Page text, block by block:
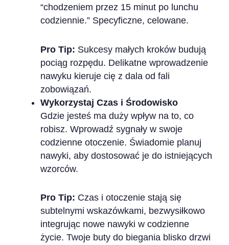
“chodzeniem przez 15 minut po lunchu
codziennie.” Specyficzne, celowane.
Pro Tip: Sukcesy małych kroków budują
pociąg rozpędu. Delikatne wprowadzenie
nawyku kieruje cię z dala od fali
zobowiązań.
Wykorzystaj Czas i Środowisko
Gdzie jesteś ma duży wpływ na to, co
robisz. Wprowadź sygnały w swoje
codzienne otoczenie. Świadomie planuj
nawyki, aby dostosować je do istniejących
wzorców.
Pro Tip: Czas i otoczenie stają się
subtelnymi wskazówkami, bezwysiłkowo
integrując nowe nawyki w codzienne
życie. Twoje buty do biegania blisko drzwi